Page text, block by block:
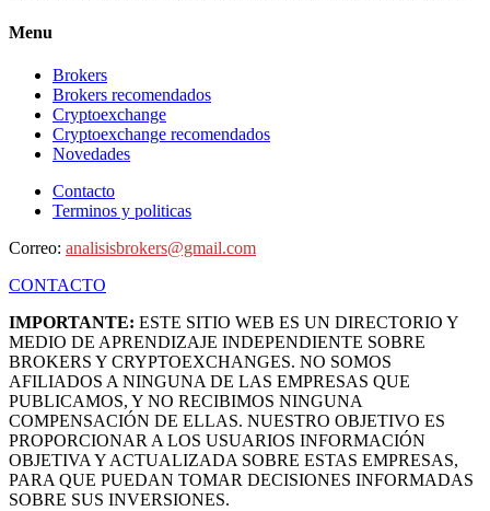
Menu
Brokers
Brokers recomendados
Cryptoexchange
Cryptoexchange recomendados
Novedades
Contacto
Terminos y politicas
Correo: analisisbrokers@gmail.com
CONTACTO
IMPORTANTE: ESTE SITIO WEB ES UN DIRECTORIO Y
MEDIO DE APRENDIZAJE INDEPENDIENTE SOBRE
BROKERS Y CRYPTOEXCHANGES. NO SOMOS
AFILIADOS A NINGUNA DE LAS EMPRESAS QUE
PUBLICAMOS, Y NO RECIBIMOS NINGUNA
COMPENSACIÓN DE ELLAS. NUESTRO OBJETIVO ES
PROPORCIONAR A LOS USUARIOS INFORMACIÓN
OBJETIVA Y ACTUALIZADA SOBRE ESTAS EMPRESAS,
PARA QUE PUEDAN TOMAR DECISIONES INFORMADAS
SOBRE SUS INVERSIONES.